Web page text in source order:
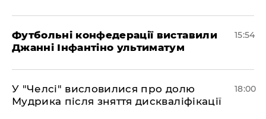
Футбольні конфедерації виставили
Джанні Інфантіно ультиматум
15:54
У "Челсі" висловилися про долю
Мудрика після зняття дискваліфікації
18:00